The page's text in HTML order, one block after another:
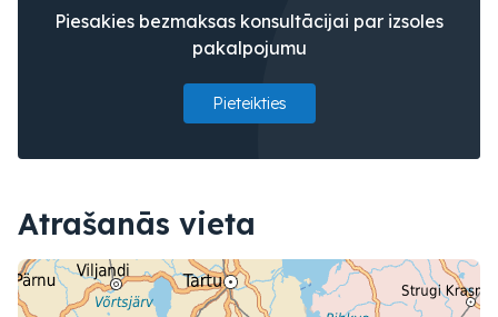
Piesakies bezmaksas konsultācijai par izsoles
pakalpojumu
Pieteikties
Atrašanās vieta